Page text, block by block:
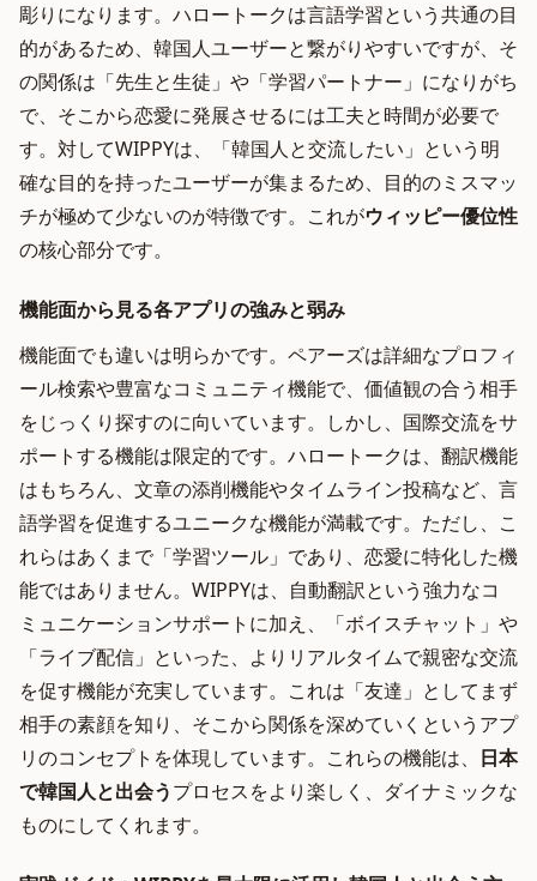
彫りになります。ハロートークは言語学習という共通の目
的があるため、韓国人ユーザーと繋がりやすいですが、そ
の関係は「先生と生徒」や「学習パートナー」になりがち
で、そこから恋愛に発展させるには工夫と時間が必要で
す。対してWIPPYは、「韓国人と交流したい」という明
確な目的を持ったユーザーが集まるため、目的のミスマッ
チが極めて少ないのが特徴です。これがウィッピー優位性
の核心部分です。
機能面から見る各アプリの強みと弱み
機能面でも違いは明らかです。ペアーズは詳細なプロフィ
ール検索や豊富なコミュニティ機能で、価値観の合う相手
をじっくり探すのに向いています。しかし、国際交流をサ
ポートする機能は限定的です。ハロートークは、翻訳機能
はもちろん、文章の添削機能やタイムライン投稿など、言
語学習を促進するユニークな機能が満載です。ただし、こ
れらはあくまで「学習ツール」であり、恋愛に特化した機
能ではありません。WIPPYは、自動翻訳という強力なコ
ミュニケーションサポートに加え、「ボイスチャット」や
「ライブ配信」といった、よりリアルタイムで親密な交流
を促す機能が充実しています。これは「友達」としてまず
相手の素顔を知り、そこから関係を深めていくというアプ
リのコンセプトを体現しています。これらの機能は、 日本
で韓国人と出会うプロセスをより楽しく、ダイナミックな
ものにしてくれます。